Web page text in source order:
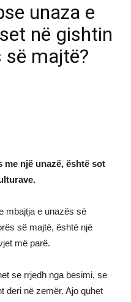
unaza e
në gishtin
majtë?
me një unazë, është sot
mbajtja e unazës së
së majtë, është një
më parë.
se rrjedh nga besimi, se
deri në zemër. Ajo quhet